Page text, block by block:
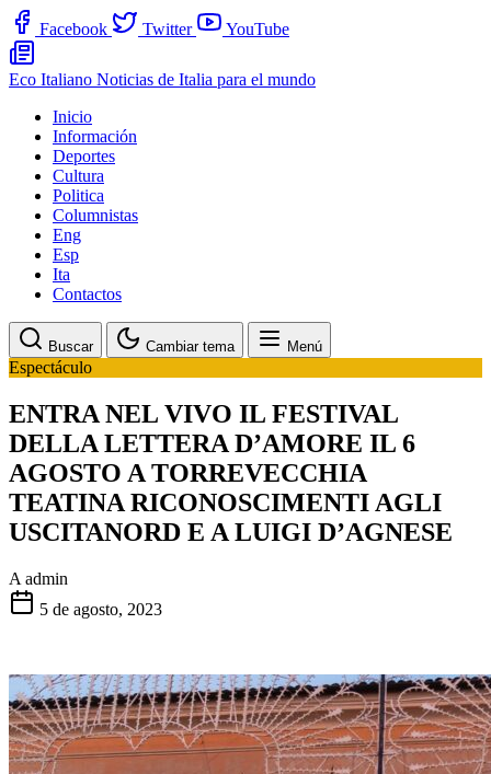
Facebook Twitter YouTube
Eco Italiano Noticias de Italia para el mundo
Inicio
Información
Deportes
Cultura
Politica
Columnistas
Eng
Esp
Ita
Contactos
Buscar Cambiar tema Menú
Espectáculo
ENTRA NEL VIVO IL FESTIVAL
DELLA LETTERA D’AMORE IL 6
AGOSTO A TORREVECCHIA
TEATINA RICONOSCIMENTI AGLI
USCITANORD E A LUIGI D’AGNESE
A admin
5 de agosto, 2023